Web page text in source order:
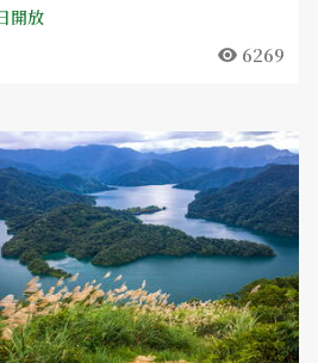
開放
6269